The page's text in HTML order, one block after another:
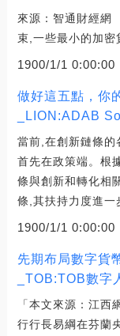
來源：智通財經
束,一些最小的加密
1900/1/1 0:00:00
做好這五點，你
_LION:ADAB
當前,在創新鏈條的
首先在政策端。根
條與創新和轉化相
條,其扶持力度進一
1900/1/1 0:00:00
先期布局數字貨
_TOB:TOB數字
「本文來源：江
行行長易綱在芬蘭